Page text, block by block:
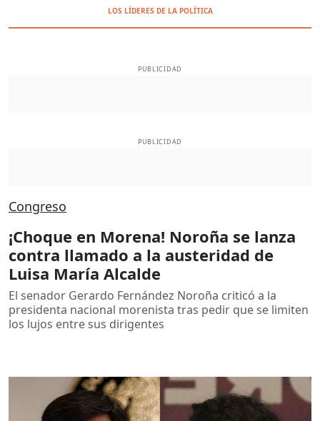
LOS LÍDERES DE LA POLÍTICA
PUBLICIDAD
PUBLICIDAD
Congreso
¡Choque en Morena! Noroña se lanza
contra llamado a la austeridad de
Luisa María Alcalde
El senador Gerardo Fernández Noroña criticó a la
presidenta nacional morenista tras pedir que se limiten
los lujos entre sus dirigentes